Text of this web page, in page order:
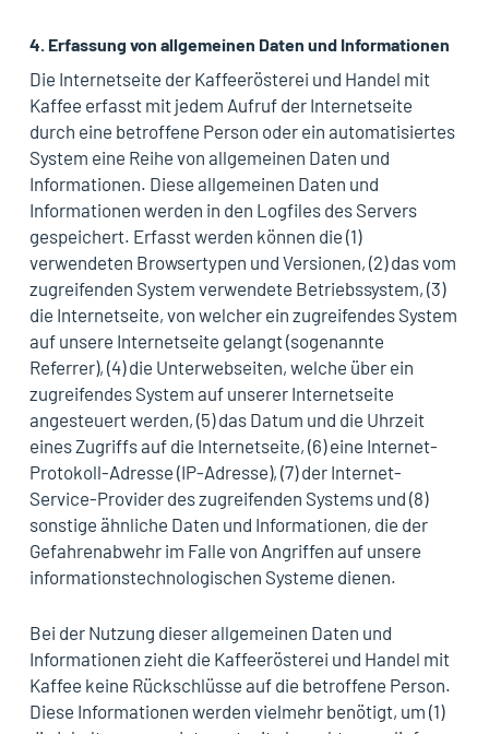
4. Erfassung von allgemeinen Daten und Informationen
Die Internetseite der Kaffeerösterei und Handel mit
Kaffee erfasst mit jedem Aufruf der Internetseite
durch eine betroffene Person oder ein automatisiertes
System eine Reihe von allgemeinen Daten und
Informationen. Diese allgemeinen Daten und
Informationen werden in den Logfiles des Servers
gespeichert. Erfasst werden können die (1)
verwendeten Browsertypen und Versionen, (2) das vom
zugreifenden System verwendete Betriebssystem, (3)
die Internetseite, von welcher ein zugreifendes System
auf unsere Internetseite gelangt (sogenannte
Referrer), (4) die Unterwebseiten, welche über ein
zugreifendes System auf unserer Internetseite
angesteuert werden, (5) das Datum und die Uhrzeit
eines Zugriffs auf die Internetseite, (6) eine Internet-
Protokoll-Adresse (IP-Adresse), (7) der Internet-
Service-Provider des zugreifenden Systems und (8)
sonstige ähnliche Daten und Informationen, die der
Gefahrenabwehr im Falle von Angriffen auf unsere
informationstechnologischen Systeme dienen.
Bei der Nutzung dieser allgemeinen Daten und
Informationen zieht die Kaffeerösterei und Handel mit
Kaffee keine Rückschlüsse auf die betroffene Person.
Diese Informationen werden vielmehr benötigt, um (1)